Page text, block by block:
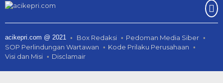
acikepri.com @ 2021 Box Redaksi
Pedoman Media Siber
SOP Perlindungan Wartawan
Kode Prilaku Perusahaan
Visi dan Misi
Disclamair